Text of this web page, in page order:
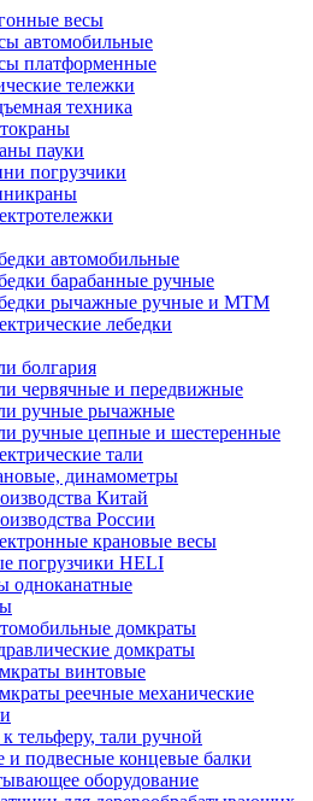
весы
автомобильные
платформенные
тележки
техника
пауки
погрузчики
автомобильные
барабанные ручные
рычажные ручные и МТМ
лебедки
болгария
червячные и передвижные
ручные рычажные
ручные цепные и шестеренные
тали
динамометры
Китай
России
крановые весы
погрузчики HELI
одноканатные
домкраты
домкраты
винтовые
реечные механические
тельферу, тали ручной
подвесные концевые балки
оборудование